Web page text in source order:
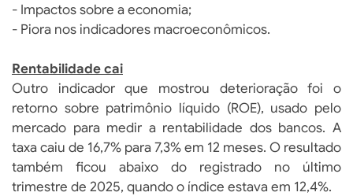
- Impactos sobre a economia;
- Piora nos indicadores macroeconômicos.
Rentabilidade cai
Outro indicador que mostrou deterioração foi o
retorno sobre patrimônio líquido (ROE), usado pelo
mercado para medir a rentabilidade dos bancos. A
taxa caiu de 16,7% para 7,3% em 12 meses. O resultado
também ficou abaixo do registrado no último
trimestre de 2025, quando o índice estava em 12,4%.